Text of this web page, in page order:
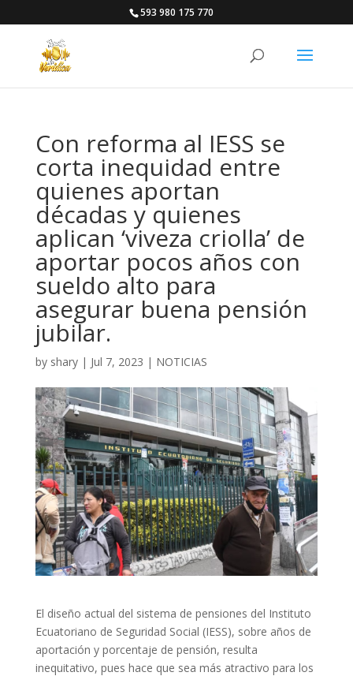
593 980 175 770
Con reforma al IESS se
corta inequidad entre
quienes aportan
décadas y quienes
aplican ‘viveza criolla’ de
aportar pocos años con
sueldo alto para
asegurar buena pensión
jubilar.
by shary| Jul 7, 2023 | NOTICIAS
El diseño actual del sistema de pensiones del Instituto
Ecuatoriano de Seguridad Social (IESS), sobre años de
aportación y porcentaje de pensión, resulta
inequitativo, pues hace que sea más atractivo para los